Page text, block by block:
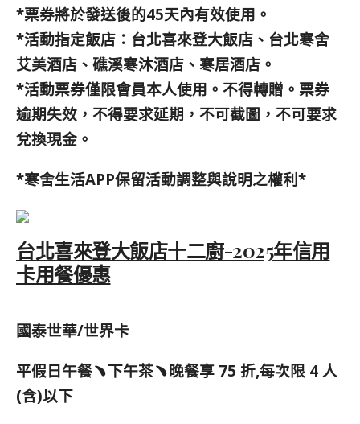
*票券將於發送後的45天內有效使用。
*活動指定飯店：台北喜來登大飯店、台北寒舍
艾美酒店、礁溪寒沐酒店、寒居酒店。
*活動票券僅限會員本人使用。不得轉贈。票券
逾期失效，不得要求延期，不可截圖，不可要求
兌換現金。
*寒舍生活APP保留活動調整與說明之權利*
台北喜來登大飯店十二廚-2025年信用
卡用餐優惠
國泰世華/世界卡
平假日午餐﹅下午茶﹅晚餐享 75 折,每次限 4 人
(含)以下